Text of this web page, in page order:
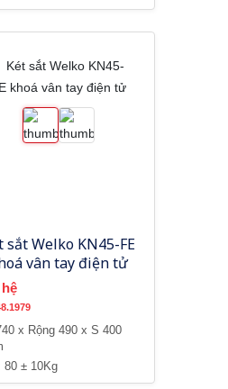
sắt Welko KN45-FE
vân tay điện tử
x Rộng 490 x S 400
80 ± 10Kg